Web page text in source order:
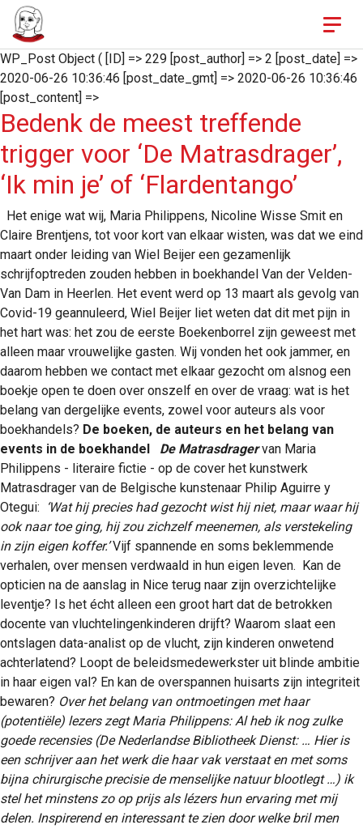
Skip to content
WP_Post Object ( [ID] => 229 [post_author] => 2 [post_date] =>
2020-06-26 10:36:46 [post_date_gmt] => 2020-06-26 10:36:46
[post_content] =>
Bedenk de meest treffende
trigger voor ‘De Matrasdrager’,
‘Ik min je’ of ‘Flardentango’
Het enige wat wij, Maria Philippens, Nicoline Wisse Smit en
Claire Brentjens, tot voor kort van elkaar wisten, was dat we eind
maart onder leiding van Wiel Beijer een gezamenlijk
schrijfoptreden zouden hebben in boekhandel Van der Velden-
Van Dam in Heerlen. Het event werd op 13 maart als gevolg van
Covid-19 geannuleerd, Wiel Beijer liet weten dat dit met pijn in
het hart was: het zou de eerste Boekenborrel zijn geweest met
alleen maar vrouwelijke gasten. Wij vonden het ook jammer, en
daarom hebben we contact met elkaar gezocht om alsnog een
boekje open te doen over onszelf en over de vraag: wat is het
belang van dergelijke events, zowel voor auteurs als voor
boekhandels? De boeken, de auteurs en het belang van
events in de boekhandel
De Matrasdragervan Maria
Philippens - literaire fictie - op de cover het kunstwerk
Matrasdrager van de Belgische kunstenaar Philip Aguirre y
Otegui:
‘Wat hij precies had gezocht wist hij niet, maar waar hij
ook naar toe ging, hij zou zichzelf meenemen, als verstekeling
in zijn eigen koffer.’Vijf spannende en soms beklemmende
verhalen, over mensen verdwaald in hun eigen leven. Kan de
opticien na de aanslag in Nice terug naar zijn overzichtelijke
leventje? Is het écht alleen een groot hart dat de betrokken
docente van vluchtelingenkinderen drijft? Waarom slaat een
ontslagen data-analist op de vlucht, zijn kinderen onwetend
achterlatend? Loopt de beleidsmedewerkster uit blinde ambitie
in haar eigen val? En kan de overspannen huisarts zijn integriteit
bewaren? Over het belang van ontmoetingen met haar
(potentiële) lezers zegt Maria Philippens: Al heb ik nog zulke
goede recensies (De Nederlandse Bibliotheek Dienst: … Hier is
een schrijver aan het werk die haar vak verstaat en met soms
bijna chirurgische precisie de menselijke natuur blootlegt …) ik
stel het minstens zo op prijs als lézers hun ervaring met mij
delen. Inspirerend en interessant te zien door welke bril men